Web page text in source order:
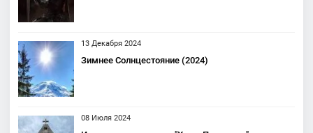
13 Декабря 2024
Зимнее Солнцестояние (2024)
08 Июля 2024